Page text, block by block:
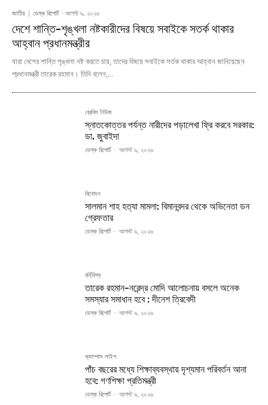
জাতীয় ডেস্ক রিপোর্ট - আগস্ট ৯, ২০২৬
দেশে শান্তি-শৃঙ্খলা নষ্টকারীদের বিষয়ে সবাইকে সতর্ক থাকার
আহ্বান প্রধানমন্ত্রীর
যারা দেশের শান্তি শৃঙ্খলা নষ্ট করতে চায়, তাদের বিষয়ে সবাইকে সর্তক থাকার আহ্বান জানিয়েছেন
প্রধানমন্ত্রী তারেক রহমান। তিনি বলেন,...
ব্রেকিং নিউজ
স্নাতকোত্তর পর্যন্ত নারীদের পড়ালেখা ফ্রি করবে সরকার:
ডা. জুবাইদা
ডেস্ক রিপোর্ট - আগস্ট ৯, ২০২৬
বিনোদন
সালমান শাহ হত্যা মামলা: বিমানবন্দর থেকে অভিনেতা ডন
গ্রেফতার
ডেস্ক রিপোর্ট - আগস্ট ৯, ২০২৬
বর্হিবিশ্ব
তারেক রহমান-নরেন্দ্র মোদি আলোচনায় বসলে অনেক
সমস্যার সমাধান হবে : দীনেশ ত্রিবেদী
ডেস্ক রিপোর্ট - আগস্ট ৯, ২০২৬
ক্যাম্পাস লাইপ
পাঁচ বছরের মধ্যে শিক্ষাব্যবস্থায় দৃশ্যমান পরিবর্তন আনা
হবে: গণশিক্ষা প্রতিমন্ত্রী
ডেস্ক রিপোর্ট - আগস্ট ৯, ২০২৬